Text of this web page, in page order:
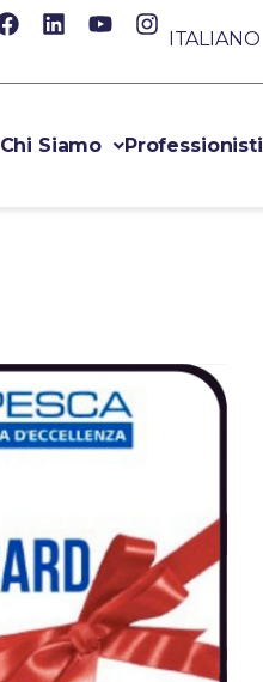
ITALIANO
Chi Siamo Professionisti